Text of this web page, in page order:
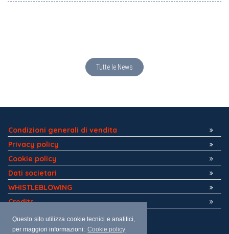
Questo sito utilizza cookie tecnici e analitici,
per maggiori informazioni: Cookie policy
Tutte le News
Condizioni generali di vendita
Privacy policy
Cookie policy
Dati societari
WHISTLEBLOWING
Credits